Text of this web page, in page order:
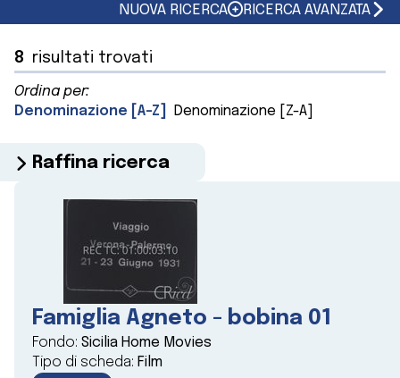
NUOVA RICERCA RICERCA AVANZATA
8 risultati trovati
Ordina per:
Denominazione [A-Z]
Denominazione [Z-A]
Raffina ricerca
Famiglia Agneto - bobina 01
Fondo: Sicilia Home Movies
Tipo di scheda: Film